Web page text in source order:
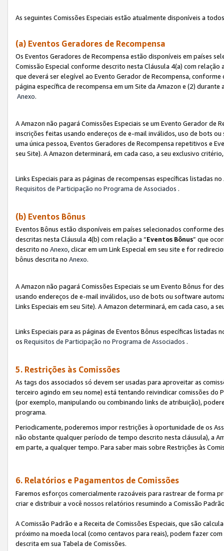
As seguintes Comissões Especiais estão atualmente disponíveis a
(a) Eventos Geradores de Recompensa
Os Eventos Geradores de Recompensa estão disponíveis em países
Comissão Especial conforme descrito nesta Cláusula 4(a) com relação
que deverá ser elegível ao Evento Gerador de Recompensa,
página específica de recompensa em um Site da Amazon e (2)
Anexo.
A Amazon não pagará Comissões Especiais se um Evento Gerador
inscrições feitas usando endereços de e-mail inválidos, uso de bots
uma única pessoa, Eventos Geradores de Recompensa repetitivos e
seu Site). A Amazon determinará, em cada caso, a seu exclusivo
Links Especiais para as páginas de recompensas específicas listadas no
Requisitos de Participação no Programa de Associados .
(b) Eventos Bônus
Eventos Bônus estão disponíveis em países selecionados conforme
descritas nesta Cláusula 4(b) com relação a “Eventos Bônus” que
descrito no Anexo, clicar em um Link Especial em seu site e for
bônus descrita no Anexo.
A Amazon não pagará Comissões Especiais se um Evento Bônus for
usando endereços de e-mail inválidos, uso de bots ou software
Links Especiais em seu Site). A Amazon determinará, em cada caso, a
Links Especiais para as páginas de Eventos Bônus específicas listadas
os Requisitos de Participação no Programa de Associados .
5. Restrições às Comissões
As tags dos associados só devem ser usadas para aproveitar as
terceiro agindo em seu nome) está tentando reivindicar comissões
(por exemplo, manipulando ou combinando links de atribuição),
programa.
Periodicamente, poderemos impor restrições à oportunidade de os
não obstante qualquer período de tempo descrito nesta cláusula), a
em parte, a qualquer tempo. Para saber mais sobre Restrições às
6. Relatórios e Pagamentos de Comissões
Faremos esforços comercialmente razoáveis para rastrear de forma
criar e distribuir a você nossos relatórios resumindo a Comissão
A Comissão Padrão e a Receita de Comissões Especiais, que são
próximo na moeda local (como centavos para reais), podem fazer
descrita em sua Tabela de Comissões.